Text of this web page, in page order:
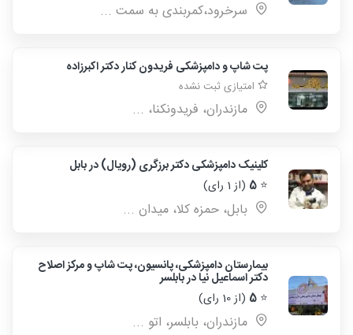
سرخرود،کمربندی به سمت ...
پت شاپ و دامپزشکی فریدون کنار دکتر اکبرزاده
امتیازی ثبت نشده
مازندران، فريدونکنا، ...
کلینیک دامپزشکی دکتر برزگری (رویال) در بابل
⭐
5 (از 1 رای)
بابل، حمزه كلا، ميدان ...
بیمارستان دامپزشکی، پانسیون، پت شاپ و مرکز اصلاح
دکتر اسماعیل نیا در بابلسر
⭐
5 (از 10 رای)
مازندران، بابلسر، اتو ...